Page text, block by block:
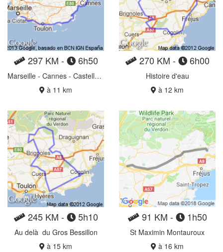
297 KM - 6h50
Marseille - Cannes - Castellane
à 11 km
270 KM - 6h00
Histoire d'eau
à 12 km
245 KM - 5h10
Au delà du Gros Bessillon
à 15 km
91 KM - 1h50
St Maximin Montauroux
à 16 km